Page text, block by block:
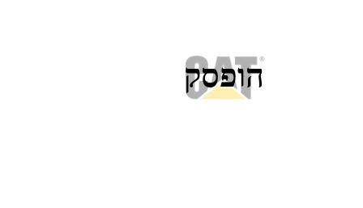
הופסק